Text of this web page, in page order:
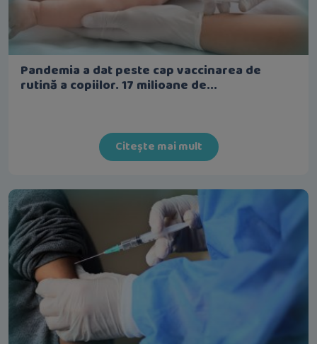
Pandemia a dat peste cap vaccinarea de
rutină a copiilor. 17 milioane de...
Citește mai mult